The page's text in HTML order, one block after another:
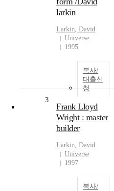
larkin
Larkin, David
Universe
1995
복사/
대출신
청
3
Frank Lloyd
Wright : master
builder
Larkin, David
Universe
1997
복사/